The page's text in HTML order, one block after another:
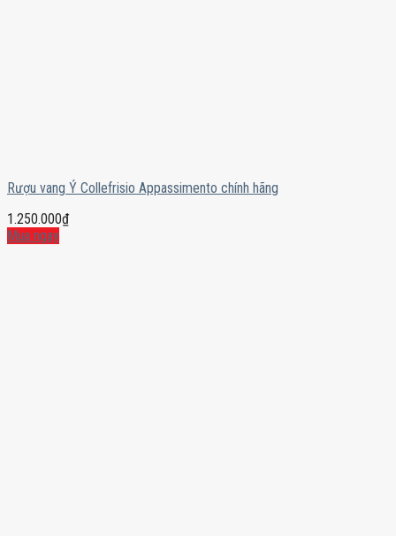
Rượu vang Ý Collefrisio Appassimento chính hãng
1.250.000₫
Mua ngay